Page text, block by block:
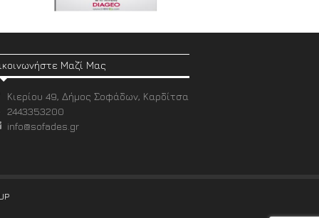
Μαζί Μας
Κιερίου 49, Δήμος Σοφάδων, Καρδίτσα
2443353200
info@sofades.gr